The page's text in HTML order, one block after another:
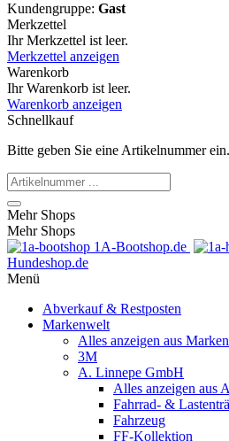
Kundengruppe: Gast
Merkzettel
Ihr Merkzettel ist leer.
Merkzettel anzeigen
Warenkorb
Ihr Warenkorb ist leer.
Warenkorb anzeigen
Schnellkauf
Bitte geben Sie eine Artikelnummer ein.
Mehr Shops
Mehr Shops
1A-Bootshop.de
Hundeshop.de
Menü
Abverkauf & Restposten
Markenwelt
Alles anzeigen aus
3M
A. Linnepe GmbH
Alles anzeigen aus
Fahrrad- &
Fahrzeug
FF-Kollektion